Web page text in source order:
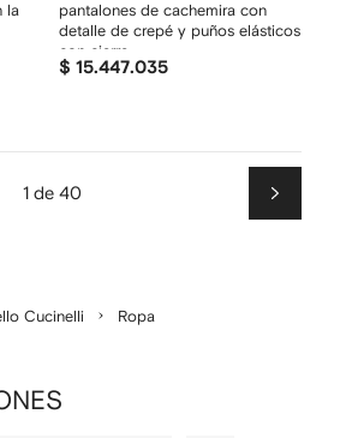
la
pantalones de cachemira con
detalle de crepé y puños elásticos
con cierre
$ 15.447.035
1 de 40
Cucinelli Ropa